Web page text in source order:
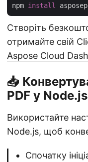
npm install
Створіть
отримайте свій
Aspose Cloud
📥
PDF у Node.js
Використайте
Node.js, щоб
Спочатку